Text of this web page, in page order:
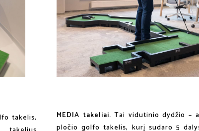
takelis,
MEDIA takeliai. Tai vidutinio dydžio –
pločio golfo takelis, kurį sudaro 5